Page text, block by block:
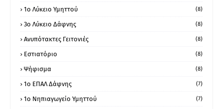
1ο Λύκειο Υμηττού (8)
3ο Λύκειο Δάφνης (8)
Ανυπότακτες Γειτονιές (8)
Εστιατόριο (8)
Ψήφισμα (8)
1ο ΕΠΑΛ Δάφνης (7)
1ο Νηπιαγωγείο Υμηττού (7)